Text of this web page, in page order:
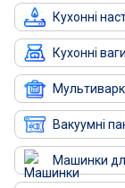
Кухонні
Кухонні ваги
Вакуумні
Машинки